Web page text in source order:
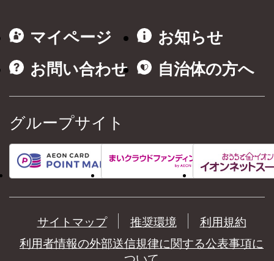
マイページ
お知らせ
お問い合わせ
自治体の方へ
グループサイト
サイトマップ 推奨環境
利用規約
利用者情報の外部送信規律に関する公表事項に